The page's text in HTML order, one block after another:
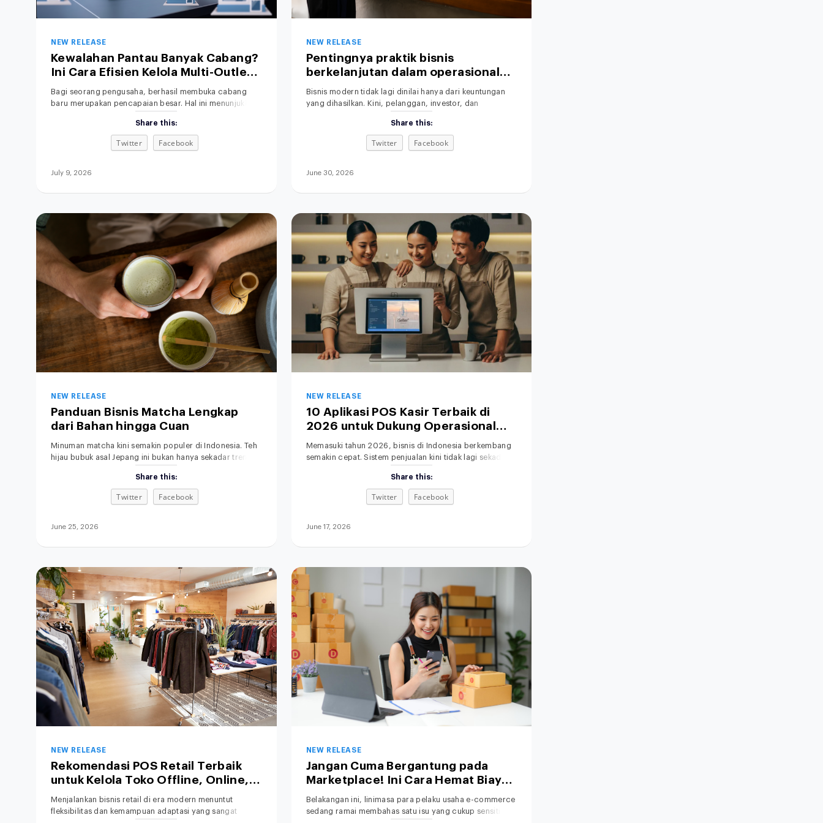
NEW RELEASE
Kewalahan Pantau Banyak Cabang?
Ini Cara Efisien Kelola Multi-Outlet
Lewat Satu Sistem
Bagi seorang pengusaha, berhasil membuka cabang
baru merupakan pencapaian besar. Hal ini menunjukkan
awareness meningkat dan peluang keuntungan semakin
besar. Namun, di balik ekspansi tersebut, ada tantangan
operasional yang tidak bisa diabaikan. Mengelola satu
jika Anda harus memantau banyak
Share this:
Twitter Facebook
July 9, 2026
NEW RELEASE
Pentingnya praktik bisnis
berkelanjutan dalam operasional
perusahaan.
Bisnis modern tidak lagi dinilai hanya dari keuntungan
yang dihasilkan. Kini, pelanggan, investor, dan
terhadap lingkungan. Praktik Bisnis yang Berkelanjutan
menjadi perhatian utama dalam dunia usaha saat ini.
Karena itu, semakin banyak perusahaan mulai
membangun bisnis yang efisien, bertanggung jawab,
Share this:
Twitter Facebook
June 30, 2026
NEW RELEASE
Panduan Bisnis Matcha Lengkap
dari Bahan hingga Cuan
Minuman matcha kini semakin populer di Indonesia. Teh
hijau bubuk asal Jepang ini bukan hanya sekadar tren,
khususnya di kalangan anak muda dan pecinta minuman
sehat. Rasanya yang khas, aromanya yang
menenangkan, serta tampilannya yang estetik membuat
juga simbol gaya
Share this:
Twitter Facebook
June 25, 2026
NEW RELEASE
10 Aplikasi POS Kasir Terbaik di
2026 untuk Dukung Operasional
Bisnis Anda
Memasuki tahun 2026, bisnis di Indonesia berkembang
semakin cepat. Sistem penjualan kini tidak lagi sekadar
Memilih POS terbaik untuk bisnis retail, F&B, fashion,
maupun jasa menjadi langkah penting untuk
meningkatkan efisiensi operasional. Di saat yang sama,
seluruh proses bisnis terintegrasi. Aplikasi kasir modern
Share this:
Twitter Facebook
June 17, 2026
NEW RELEASE
Rekomendasi POS Retail Terbaik
untuk Kelola Toko Offline, Online,
hingga Bisnis Hybrid
Menjalankan bisnis retail di era modern menuntut
fleksibilitas dan kemampuan adaptasi yang sangat
NEW RELEASE
Jangan Cuma Bergantung pada
Marketplace! Ini Cara Hemat Biaya
Operasional Toko Retail Anda
Belakangan ini, linimasa para pelaku usaha e-commerce
sedang ramai membahas satu isu yang cukup sensitif: